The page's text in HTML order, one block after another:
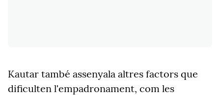
Kautar també assenyala altres factors que
dificulten l'empadronament, com les